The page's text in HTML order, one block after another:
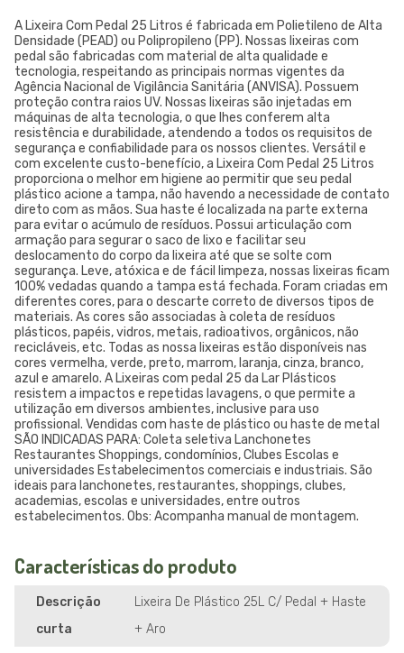
A Lixeira Com Pedal 25 Litros é fabricada em Polietileno de Alta
Densidade (PEAD) ou Polipropileno (PP). Nossas lixeiras com
pedal são fabricadas com material de alta qualidade e
tecnologia, respeitando as principais normas vigentes da
Agência Nacional de Vigilância Sanitária (ANVISA). Possuem
proteção contra raios UV. Nossas lixeiras são injetadas em
máquinas de alta tecnologia, o que lhes conferem alta
resistência e durabilidade, atendendo a todos os requisitos de
segurança e confiabilidade para os nossos clientes. Versátil e
com excelente custo-benefício, a Lixeira Com Pedal 25 Litros
proporciona o melhor em higiene ao permitir que seu pedal
plástico acione a tampa, não havendo a necessidade de contato
direto com as mãos. Sua haste é localizada na parte externa
para evitar o acúmulo de resíduos. Possui articulação com
armação para segurar o saco de lixo e facilitar seu
deslocamento do corpo da lixeira até que se solte com
segurança. Leve, atóxica e de fácil limpeza, nossas lixeiras ficam
100% vedadas quando a tampa está fechada. Foram criadas em
diferentes cores, para o descarte correto de diversos tipos de
materiais. As cores são associadas à coleta de resíduos
plásticos, papéis, vidros, metais, radioativos, orgânicos, não
recicláveis, etc. Todas as nossa lixeiras estão disponíveis nas
cores vermelha, verde, preto, marrom, laranja, cinza, branco,
azul e amarelo. A Lixeiras com pedal 25 da Lar Plásticos
resistem a impactos e repetidas lavagens, o que permite a
utilização em diversos ambientes, inclusive para uso
profissional. Vendidas com haste de plástico ou haste de metal
SÃO INDICADAS PARA: Coleta seletiva Lanchonetes
Restaurantes Shoppings, condomínios, Clubes Escolas e
universidades Estabelecimentos comerciais e industriais. São
ideais para lanchonetes, restaurantes, shoppings, clubes,
academias, escolas e universidades, entre outros
estabelecimentos. Obs: Acompanha manual de montagem.
Características do produto
Descrição
curta
Lixeira De Plástico 25L C/ Pedal + Haste
+ Aro